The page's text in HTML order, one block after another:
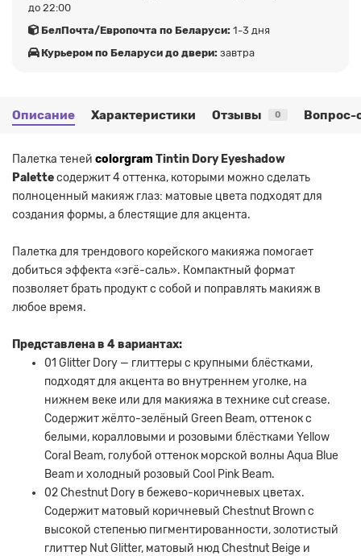
до 22:00
БелПочта/Европочта по Беларуси: 1-3 дня
Курьером по Беларуси до двери: завтра
Описание Характеристики Отзывы 0 Вопрос-
Палетка теней colorgramTintin Dory Eyeshadow
Paletteсодержит 4 оттенка, которыми можно сделать
полноценный макияж глаз: матовые цвета подходят для
создания формы, а блестящие для акцента.
Палетка для трендового корейского макияжа помогает
добиться эффекта «эгё-саль». Компактный формат
позволяет брать продукт с собой и поправлять макияж в
любое время.
Представлена в 4 вариантах:
01 Glitter Dory — глиттеры с крупными блёстками,
подходят для акцента во внутреннем уголке, на
нижнем веке или для макияжа в технике cut crease.
Содержит жёлто-зелёный Green Beam, оттенок с
белыми, коралловыми и розовыми блёстками Yellow
Coral Beam, голубой оттенок морской волны Aqua Blue
Beam и холодный розовый Cool Pink Beam.
02 Chestnut Dory в бежево-коричневых цветах.
Содержит матовый коричневый Chestnut Brown с
высокой степенью пигментированности, золотистый
глиттер Nut Glitter, матовый нюд Chestnut Beige и